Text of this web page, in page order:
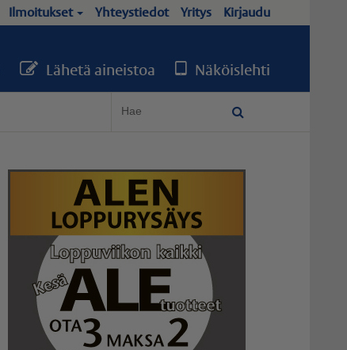
Ilmoitukset Yhteystiedot Yritys Kirjaudu
Lähetä aineistoa Näköislehti